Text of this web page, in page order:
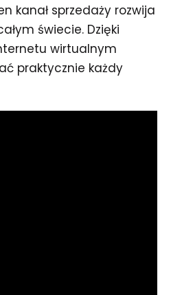
kanał sprzedaży rozwija
świecie. Dzięki
wirtualnym
praktycznie każdy